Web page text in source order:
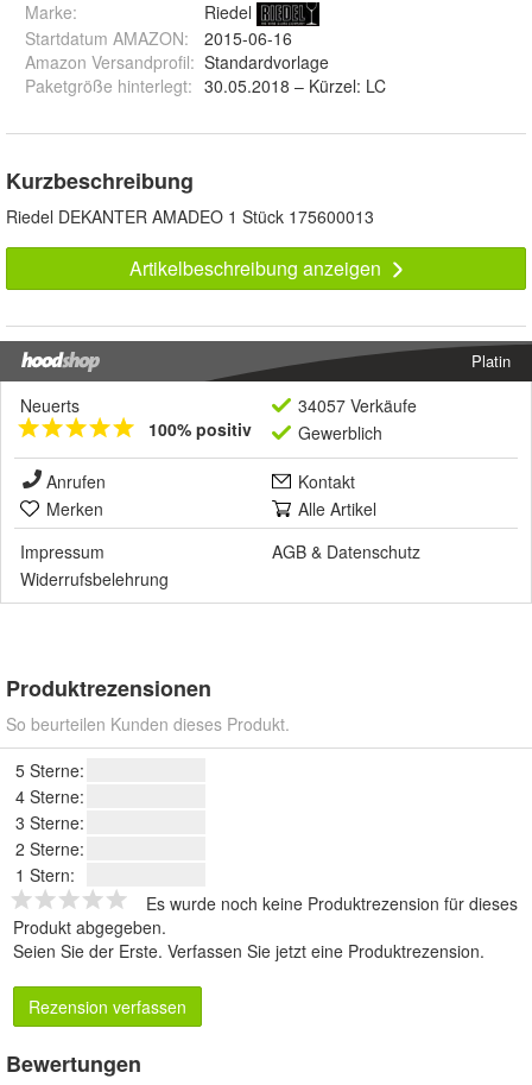
Marke:
Riedel
Startdatum AMAZON:
2015-06-16
Amazon Versandprofil: Standardvorlage
Paketgröße hinterlegt: 30.05.2018 – Kürzel: LC
Kurzbeschreibung
Riedel DEKANTER AMADEO 1 Stück 175600013
Artikelbeschreibung anzeigen
Platin
Neuerts
100% positiv
34057 Verkäufe
Gewerblich
Anrufen
Kontakt
Merken
Alle Artikel
Impressum
AGB & Datenschutz
Widerrufsbelehrung
Produktrezensionen
So beurteilen Kunden dieses Produkt.
5 Sterne:
4 Sterne:
3 Sterne:
2 Sterne:
1 Stern:
Es wurde noch keine Produktrezension für dieses
Produkt abgegeben.
Seien Sie der Erste. Verfassen Sie jetzt eine Produktrezension.
Rezension verfassen
Bewertungen